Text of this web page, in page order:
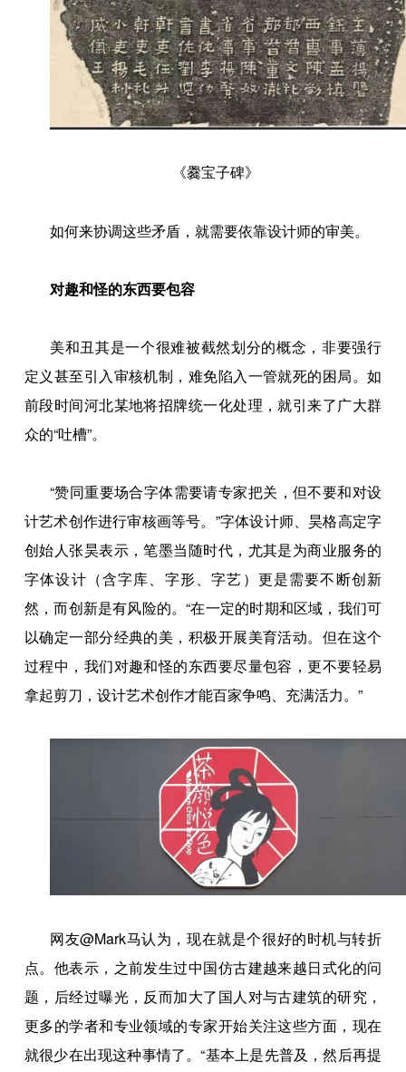
《爨宝子碑》
如何来协调这些矛盾，就需要依靠设计师的审美。
对趣和怪的东西要包容
美和丑其是一个很难被截然划分的概念，非要强行
定义甚至引入审核机制，难免陷入一管就死的困局。如
前段时间河北某地将招牌统一化处理，就引来了广大群
众的“吐槽”。
“赞同重要场合字体需要请专家把关，但不要和对设
计艺术创作进行审核画等号。”字体设计师、昊格高定字
创始人张昊表示，笔墨当随时代，尤其是为商业服务的
字体设计（含字库、字形、字艺）更是需要不断创新
然，而创新是有风险的。“在一定的时期和区域，我们可
以确定一部分经典的美，积极开展美育活动。但在这个
过程中，我们对趣和怪的东西要尽量包容，更不要轻易
拿起剪刀，设计艺术创作才能百家争鸣、充满活力。”
网友@Mark马认为，现在就是个很好的时机与转折
点。他表示，之前发生过中国仿古建越来越日式化的问
题，后经过曝光，反而加大了国人对与古建筑的研究，
更多的学者和专业领域的专家开始关注这些方面，现在
就很少在出现这种事情了。“基本上是先普及，然后再提